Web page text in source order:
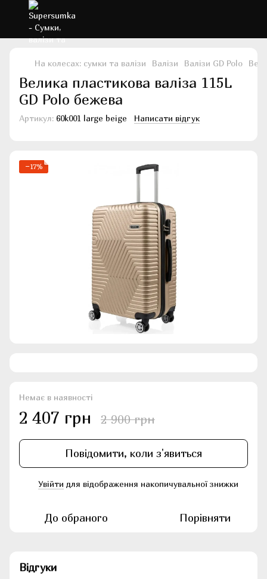
На колесах: сумки та валізи Валізи Валізи GD Polo
Велика пластикова валіза 115L
GD Polo бежева
Артикул: 60k001 large beige Написати відгук
−17%
Немає в наявності
2 407 грн 2 900 грн
Повідомити, коли з'явиться
Увійти для відображення накопичувальної знижки
До обраного Порівняти
Відгуки